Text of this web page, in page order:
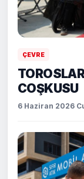
ÇEVRE
COŞKUSU
6 Haziran 2026